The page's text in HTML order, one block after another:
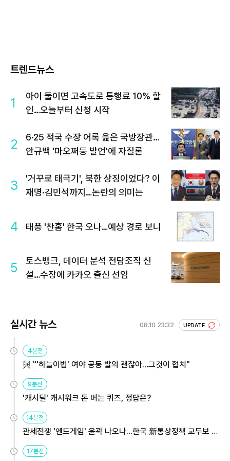
트렌드뉴스
1
아이 둘이면 고속도로 통행료 10% 할
인…오늘부터 신청 시작
2
6·25 적국 수장 어록 읊은 국방장관…
안규백 '마오쩌둥 발언'에 자질론
3
'거꾸로 태극기', 북한 상징이었다? 이
재명·김민석까지…논란의 의미는
4 태풍 '찬홈' 한국 오나…예상 경로 보니
5
토스뱅크, 데이터 분석 전담조직 신
설…수장에 카카오 출신 선임
실시간 뉴스 08.10 23:32 UPDATE
4분전
與 "'하늘이법' 여야 공동 발의 괜찮아…그것이 협치"
9분전
'캐시딜' 캐시워크 돈 버는 퀴즈, 정답은?
14분전
관세전쟁 '엔드게임' 윤곽 나오나…한국 新통상정책 교두보 활
용해야
17분전